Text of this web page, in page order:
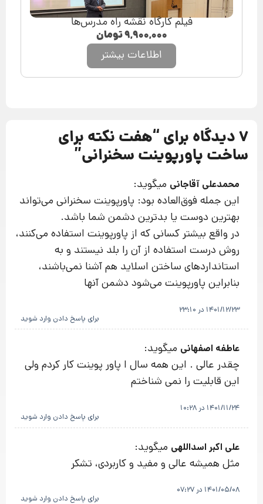
فیلم کارگاه نقشه راه مدرس‌ها
۹,۹۰۰,۰۰۰تومان
اطلاعات بیشتر
7 دیدگاه برای “ هفت نکته برای
ساخت پاورپوینت سخنرانی”
محمدعلی آقاجانی میگوید:
این جمله فوق‌العاده بود: پاورپوینت سخنرانی می‌تواند
بهترین دوست یا بدترین دشمن شما باشد.
در واقع بیشتر کسانی که از پاورپوینت استفاده می‌کنند،
روش درست استفاده از آن را بلد نیستند و به
استانداردهای ساختن اسلاید هم آشنا نمی‌باشند،
بنابراین پاورپوینت می‌شود دشمن آنها
1401/12/23 در 23:10
برای پاسخ دادن وارد شوید
عاطفه اصفهانی میگوید:
چقدر عالی . این همه سال ا پاور پوینت کار کردم ولی
این قابلیت را نمی شناختم
1401/11/24 در 10:28
برای پاسخ دادن وارد شوید
علی اکبر اسداللهی میگوید:
مثل همیشه عالی و مفید و کاربردی، تشکر
1401/05/08 در 07:27
برای پاسخ دادن وارد شوید